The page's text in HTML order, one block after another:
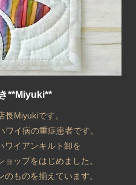
**Miyuki**
長Miyukiです。
イ病の重症患者です。
ワイアンキルト卸を
ップをはじめました。
ものを揃えています。